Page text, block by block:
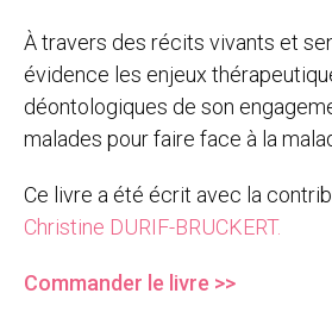
À travers des récits vivants et
évidence les enjeux
déontologiques de son
malades pour faire face à la
Ce livre a été écrit avec la
Christine DURIF-BRUCKERT.
Commander le livre >>